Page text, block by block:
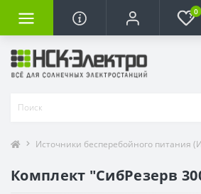
0
Источники бесперебойного питания
Комплект "СибРезерв